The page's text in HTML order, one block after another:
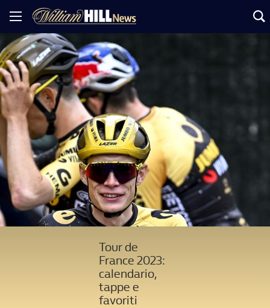
Tour de
France 2023:
calendario,
tappe e
favoriti